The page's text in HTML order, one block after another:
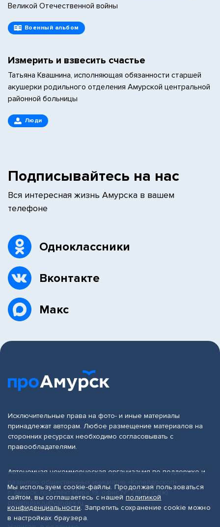
Великой Отечественной войны
Военный альбом
Измерить и взвесить счастье
Татьяна Квашнина, исполняющая обязанности старшей
акушерки родильного отделения Амурской центральной
районной больницы
Люди
Подписывайтесь на нас
Вся интересная жизнь Амурска в вашем
телефоне
Одноклассники
Вконтакте
Макс
Исключительные права на фото- и иные материалы
принадлежат авторам. Любое размещение материалов на
сторонних ресурсах необходимо согласовывать с
правообладателями.
Автономная некоммерческая организация по поддержке и
г. Амурск, проспект Мира 19, офис № 219 (2 этаж)
proamursk.ru@yandex.ru
Мы используем cookie-файлы. Продолжая пользоваться
сайтом, вы соглашаетесь с нашей политикой
конфиденциальности. Запретить сохранение cookie можно
в настройках браузера.